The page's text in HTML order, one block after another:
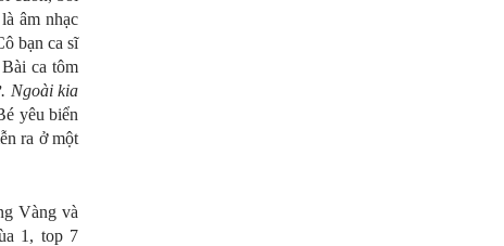
âm nhạc
bạn ca sĩ
ca tôm
Ngoài kia
yêu biển
ra ở một
Vàng và
1, top 7